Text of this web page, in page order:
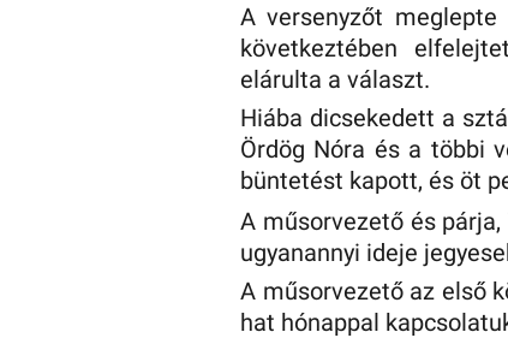
A versenyzőt
következtében
elárulta a választ.
Hiába dicsekedett a
Ördög Nóra és a többi
büntetést kapott, és öt
A műsorvezető és
ugyanannyi ideje
A műsorvezető az első
hat hónappal